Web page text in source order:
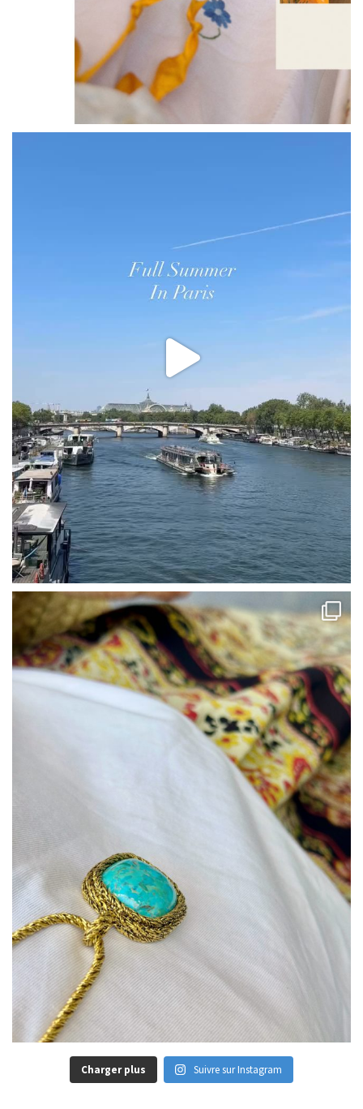
Charger plus Suivre sur Instagram